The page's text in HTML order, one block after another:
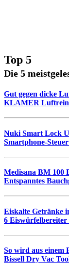
Top 5
Die 5
Gut gegen dicke
KLAMER
Nuki Smart Lock
Smartphone-
Medisana BM 100
Entspanntes
Eiskalte Getränke
6 Eiswürfelbereiter
So wird aus einem
Bissell Dry Vac